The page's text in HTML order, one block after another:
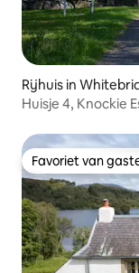
Rijhuis in
Huisje 4, Knockie
Favoriet van
Favoriet van